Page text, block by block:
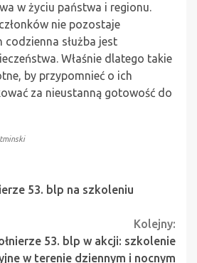
w życiu państwa i regionu.
nie pozostaje
codzienna służba jest
Właśnie dlatego takie
by przypomnieć o ich
za nieustanną gotowość do
53. blp na szkoleniu
Kolejny:
53. blp w akcji: szkolenie
w terenie dziennym i nocnym